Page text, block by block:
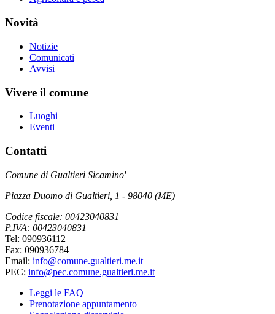
Novità
Notizie
Comunicati
Avvisi
Vivere il comune
Luoghi
Eventi
Contatti
Comune di Gualtieri Sicamino'
Piazza Duomo di Gualtieri, 1 - 98040 (ME)
Codice fiscale: 00423040831
P.IVA: 00423040831
Tel: 090936112
Fax: 090936784
Email: info@comune.gualtieri.me.it
PEC: info@pec.comune.gualtieri.me.it
Leggi le FAQ
Prenotazione appuntamento